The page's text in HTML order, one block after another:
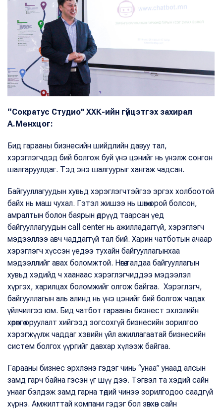
“Сократус Студио" ХХК-ийн гүйцэтгэх захирал
А.Мөнхцог:
Бид гарааны бизнесийн шийдлийн давуу тал,
хэрэглэгчдэд бий болгож буй үнэ цэнийг нь үнэлж сонгон
шалгаруулдаг. Тэд энэ шалгуурыг хангаж чадсан.
Байгууллагуудын хувьд хэрэглэгчтэйгээ эргэх холбоотой
байх нь маш чухал. Гэтэл жишээ нь шөнө орой болсон,
амралтын болон баярын өдрүүд таарсан үед
байгууллагуудын call center нь ажилладаггүй, хэрэглэгч
мэдээллээ авч чаддаггүй тал бий. Харин чатботын ачаар
хэрэглэгч хүссэн үедээ тухайн байгууллагынхаа
мэдээллийг авах боломжтой. Нөгөө талдаа байгууллагын
хувьд хэдийд ч хаанаас хэрэглэгчиддээ мэдээлэл
хүргэх, харилцах боломжийг олгож байгаа. Хэрэглэгч,
байгууллагын аль алинд нь үнэ цэнийг бий болгож чадах
үйлчилгээ юм. Бид чатбот гарааны бизнест эхлэлийн
хөрөнгө оруулалт хийгээд зогсохгүй бизнесийн зорилгоо
хэрэгжүүлж чаддаг хэвийн үйл ажиллагаатай бизнесийн
систем болгох үүргийг давхар хүлээж байгаа.
Гарааны бизнес эрхлэнэ гэдэг чинь “унаа” унаад алсын
замд гарч байна гэсэн үг шүү дээ. Тэгвэл та хэдий сайн
унааг бэлдэж замд гарна төдий чинээ зорилгодоо саадгүй
хүрнэ. Амжилттай компани гэдэг бол зөвхөн сайн